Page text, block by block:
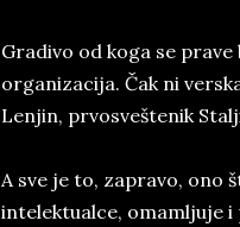
Gradivo od koga se
organizacija. Čak ni
Lenjin, prvosveštenik
A sve je to, zapravo, ono
intelektualce, omamljuje i